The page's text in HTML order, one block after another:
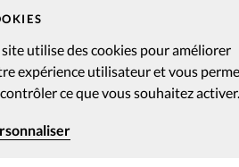
site utilise des cookies pour améliorer
expérience utilisateur et vous
ce que vous souhaitez activer.
Aujourd’hui – Juillet-